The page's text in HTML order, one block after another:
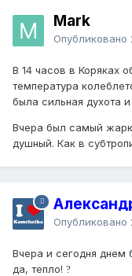
Mark
Опубликовано
В 14 часов в Коряках
температура
была сильная духота
Вчера был самый
душный. Как в
Опубликовано
Вчера и сегодня днем
да, тепло! ?️